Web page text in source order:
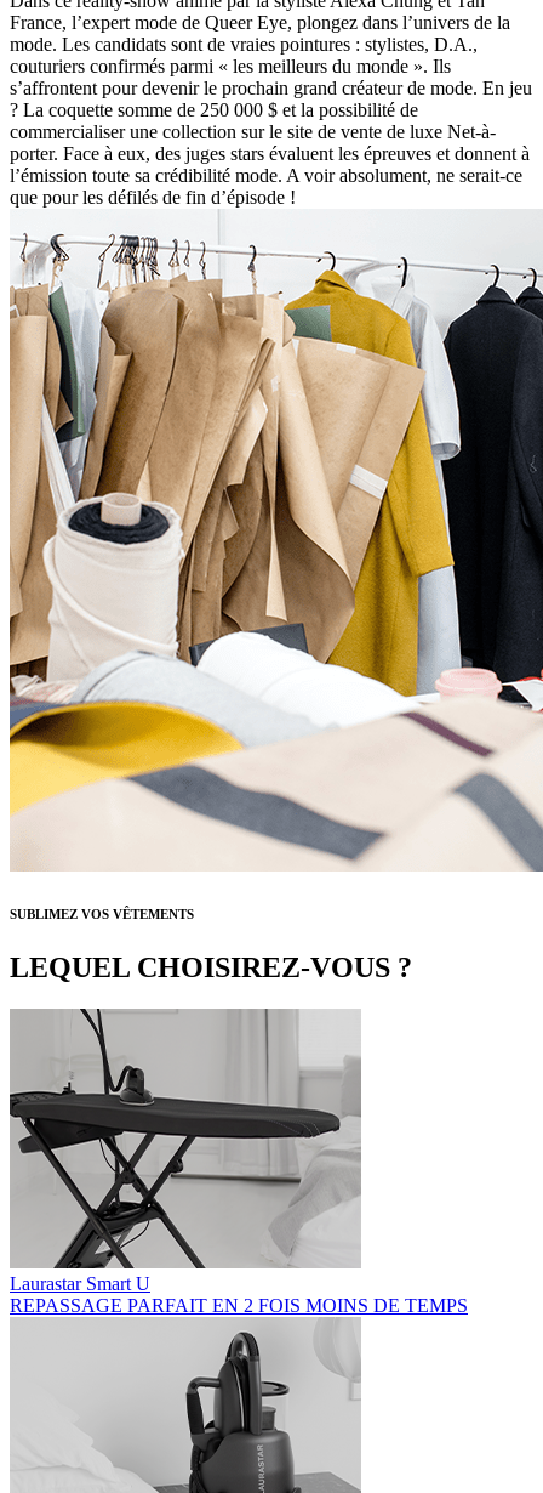
France, l’expert mode de Queer Eye, plongez dans l’univers de la
mode. Les candidats sont de vraies pointures : stylistes, D.A.,
couturiers confirmés parmi « les meilleurs du monde ». Ils
s’affrontent pour devenir le prochain grand créateur de mode. En jeu
? La coquette somme de 250 000 $ et la possibilité de
commercialiser une collection sur le site de vente de luxe Net-à-
porter. Face à eux, des juges stars évaluent les épreuves et donnent à
l’émission toute sa crédibilité mode. A voir absolument, ne serait-ce
que pour les défilés de fin d’épisode !
SUBLIMEZ VOS VÊTEMENTS
LEQUEL CHOISIREZ-VOUS ?
Laurastar Smart U
REPASSAGE PARFAIT EN 2 FOIS MOINS DE TEMPS